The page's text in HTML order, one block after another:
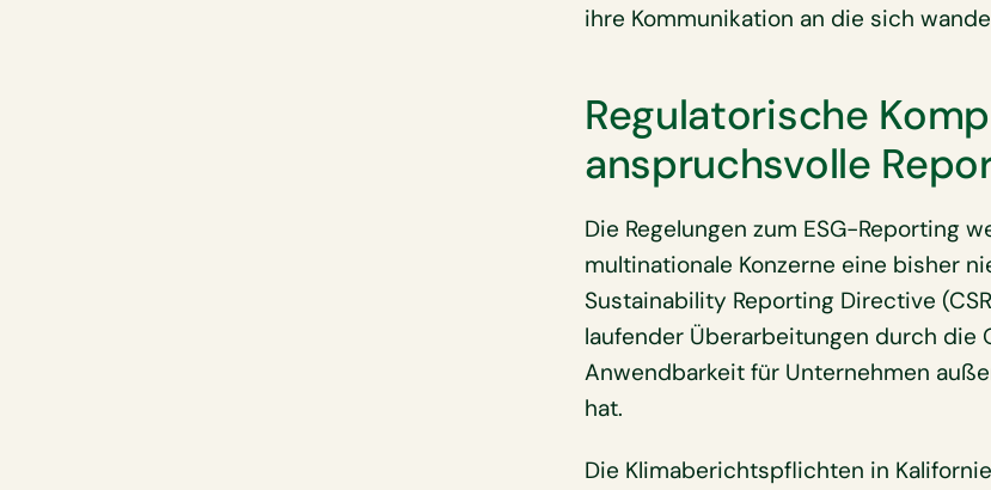
ihre Kommunikation an die sich
Regulatorische
anspruchsvolle
Die Regelungen zum ESG-Reporting
multinationale Konzerne eine bisher
Sustainability Reporting Directive
laufender Überarbeitungen durch
Anwendbarkeit für Unternehmen
hat.
Die Klimaberichtspflichten in